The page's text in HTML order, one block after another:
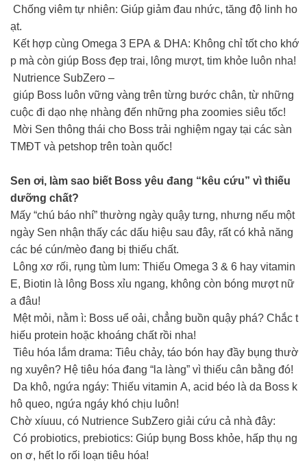
Chống viêm tự nhiên: Giúp giảm đau nhức, tăng độ linh ho
ạt.
Kết hợp cùng Omega 3 EPA & DHA: Không chỉ tốt cho khớ
p mà còn giúp Boss đẹp trai, lông mượt, tim khỏe luôn nha!
Nutrience SubZero –
giúp Boss luôn vững vàng trên từng bước chân, từ những
cuộc đi dạo nhẹ nhàng đến những pha zoomies siêu tốc!
Mời Sen thông thái cho Boss trải nghiệm ngay tại các sàn
TMĐT và petshop trên toàn quốc!
Sen ơi, làm sao biết Boss yêu đang “kêu cứu” vì thiếu
dưỡng chất?
Mấy “chú báo nhí” thường ngày quậy tưng, nhưng nếu một
ngày Sen nhận thấy các dấu hiệu sau đây, rất có khả năng
các bé cún/mèo đang bị thiếu chất.
Lông xơ rối, rụng tùm lum: Thiếu Omega 3 & 6 hay vitamin
E, Biotin là lông Boss xỉu ngang, không còn bóng mượt nữ
a đâu!
Mệt mỏi, nằm ì: Boss uể oải, chẳng buồn quậy phá? Chắc t
hiếu protein hoặc khoáng chất rồi nha!
Tiêu hóa lắm drama: Tiêu chảy, táo bón hay đầy bụng thườ
ng xuyên? Hệ tiêu hóa đang “la làng” vì thiếu cân bằng đó!
Da khô, ngứa ngáy: Thiếu vitamin A, acid béo là da Boss k
hô queo, ngứa ngáy khó chịu luôn!
Chờ xíuuu, có Nutrience SubZero giải cứu cả nhà đây:
Có probiotics, prebiotics: Giúp bụng Boss khỏe, hấp thụ ng
on ơ, hết lo rối loạn tiêu hóa!